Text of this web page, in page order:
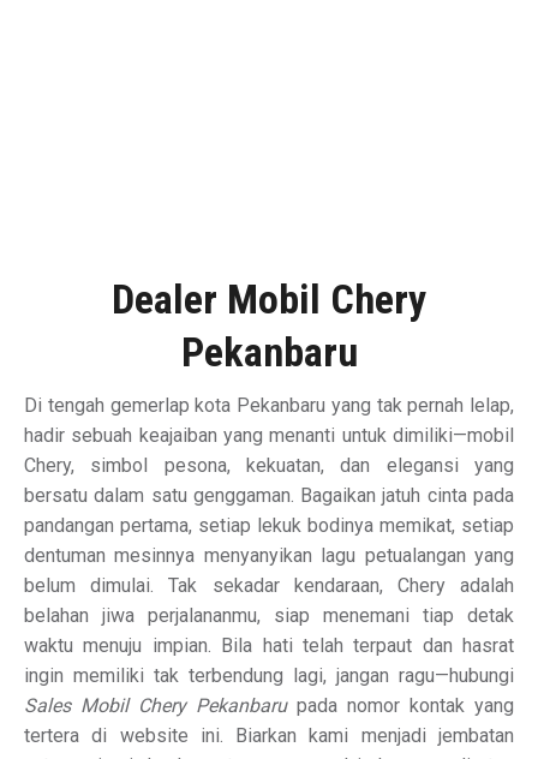
Dealer Mobil Chery
Pekanbaru
Di tengah gemerlap kota Pekanbaru yang tak pernah lelap,
hadir sebuah keajaiban yang menanti untuk dimiliki—mobil
Chery, simbol pesona, kekuatan, dan elegansi yang
bersatu dalam satu genggaman. Bagaikan jatuh cinta pada
pandangan pertama, setiap lekuk bodinya memikat, setiap
dentuman mesinnya menyanyikan lagu petualangan yang
belum dimulai. Tak sekadar kendaraan, Chery adalah
belahan jiwa perjalananmu, siap menemani tiap detak
waktu menuju impian. Bila hati telah terpaut dan hasrat
ingin memiliki tak terbendung lagi, jangan ragu—hubungi
Sales Mobil Chery Pekanbarupada nomor kontak yang
tertera di website ini. Biarkan kami menjadi jembatan